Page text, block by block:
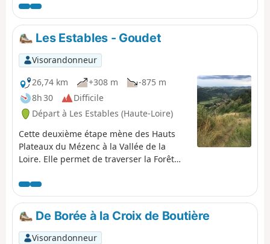
faire une belle traversée en forêt avec des points de vues
sur le cirque des Boutières, le Suc de la Lauzières avant
de rejoindre le gîte de Villevieille.
Les Estables - Goudet
Visorandonneur
26,74 km
+308 m
-875 m
8h 30
Difficile
Départ à Les Estables (Haute-Loire)
Cette deuxième étape mène des Hauts
Plateaux du Mézenc à la Vallée de la
Loire. Elle permet de traverser la Forêt
bois de Breysse, mélange de hêtres et de
résineux.Le trajet suit peu ou prou le
tracé du GR®®40, en évitant lorsque c'est
possible les larges pistes ou les petites
routes.
De Borée à la Croix de Boutière
Visorandonneur